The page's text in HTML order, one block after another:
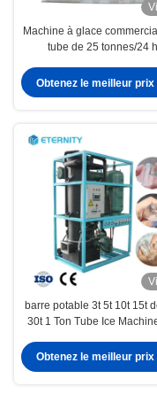
Machine à glace
tube de 25 tonnes/24 h
Obtenez le meilleur prix
barre potable 3t 5t 10t 15t
30t 1 Ton Tube Ice
Obtenez le meilleur prix